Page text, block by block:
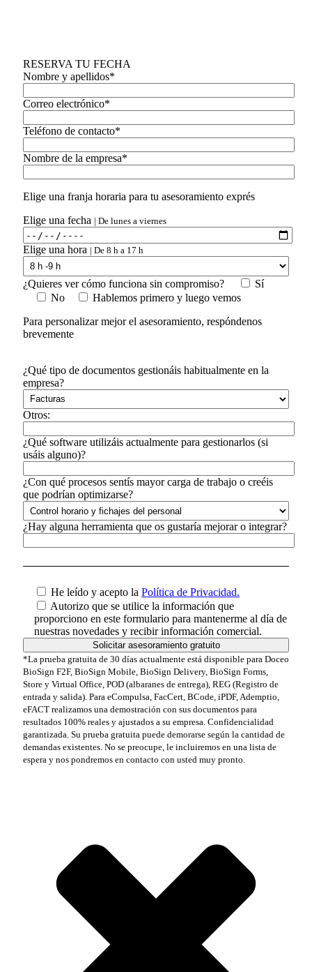
RESERVA TU FECHA
Nombre y apellidos*
Correo electrónico*
Teléfono de contacto*
Nombre de la empresa*
Elige una franja horaria para tu asesoramiento exprés
Elige una fecha | De lunes a viernes
Elige una hora | De 8 h a 17 h
¿Quieres ver cómo funciona sin compromiso?
Sí
No
Hablemos primero y luego vemos
Para personalizar mejor el asesoramiento, respóndenos
brevemente
¿Qué tipo de documentos gestionáis habitualmente en la
empresa?
Otros:
¿Qué software utilizáis actualmente para gestionarlos (si
usáis alguno)?
¿Con qué procesos sentís mayor carga de trabajo o creéis
que podrían optimizarse?
¿Hay alguna herramienta que os gustaría mejorar o integrar?
He leído y acepto la Política de Privacidad.
Autorizo que se utilice la información que
proporciono en este formulario para mantenerme al día de
nuestras novedades y recibir información comercial.
*La prueba gratuita de 30 días actualmente está disponible para Doceo
BioSign F2F, BioSign Mobile, BioSign Delivery, BioSign Forms,
Store y Virtual Office, POD (albaranes de entrega), REG (Registro de
entrada y salida). Para eCompulsa, FacCert, BCode, iPDF, Ademptio,
eFACT realizamos una demostración con sus documentos para
resultados 100% reales y ajustados a su empresa. Confidencialidad
garantizada. Su prueba gratuita puede demorarse según la cantidad de
demandas existentes. No se preocupe, le incluiremos en una lista de
espera y nos pondremos en contacto con usted muy pronto.